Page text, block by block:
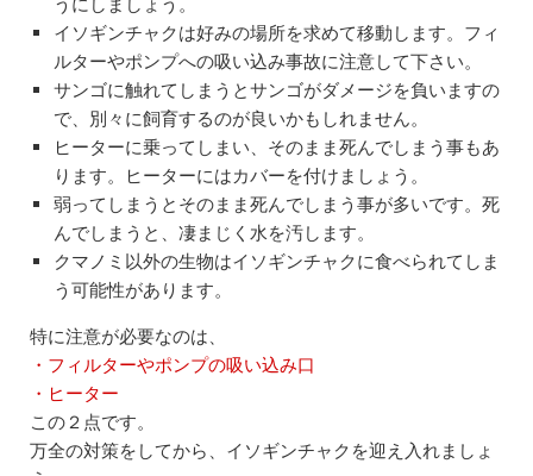
イソギンチャクは好みの場所を求めて移動します。フィ
ルターやポンプへの吸い込み事故に注意して下さい。
サンゴに触れてしまうとサンゴがダメージを負いますの
で、別々に飼育するのが良いかもしれません。
ヒーターに乗ってしまい、そのまま死んでしまう事もあ
ります。ヒーターにはカバーを付けましょう。
弱ってしまうとそのまま死んでしまう事が多いです。死
んでしまうと、凄まじく水を汚します。
クマノミ以外の生物はイソギンチャクに食べられてしま
う可能性があります。
特に注意が必要なのは、
・フィルターやポンプの吸い込み口
・ヒーター
この２点です。
万全の対策をしてから、イソギンチャクを迎え入れましょ